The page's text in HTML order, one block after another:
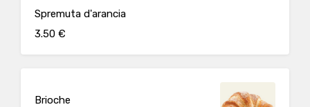
Spremuta d'arancia
3.50 €
Brioche